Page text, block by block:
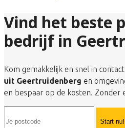
Vind het beste
bedrijf in
Kom gemakkelijk en snel in
uit Geertruidenberg en
en bespaar op de kosten. Zonder
Start nu!